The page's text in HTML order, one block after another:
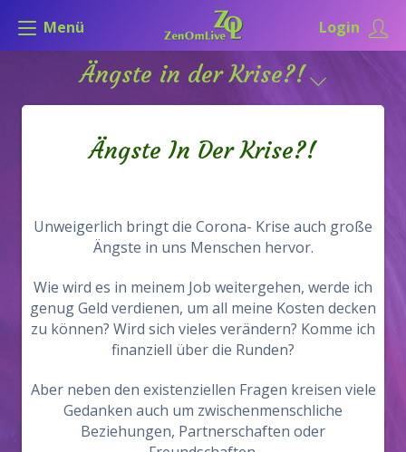
Menü Login
Ängste in der Krise?!
Ängste In Der Krise?!
Unweigerlich bringt die Corona- Krise auch große
Ängste in uns Menschen hervor.
Wie wird es in meinem Job weitergehen, werde ich
genug Geld verdienen, um all meine Kosten decken
zu können? Wird sich vieles verändern? Komme ich
finanziell über die Runden?
Aber neben den existenziellen Fragen kreisen viele
Gedanken auch um zwischenmenschliche
Beziehungen, Partnerschaften oder